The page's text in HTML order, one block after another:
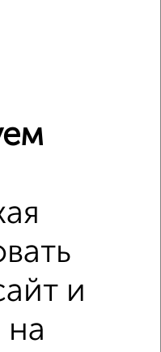
площадью ±10%
5 830 000
и